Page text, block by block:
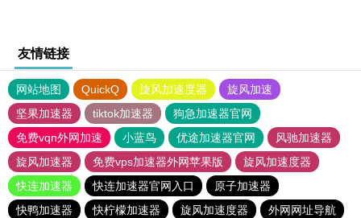
友情链接
网站地图 QuickQ 旋风加速度器
旋风加速
坚果加速器
tiktok加速器
狗急加速器官网
免费vqn外网加速
小蓝鸟 优途加速器官网
风驰加速器
旋风加速器
免费vps加速器外网苹果版
旋风加速度器
快连加速器
快连加速器官网入口
原子加速器
快鸭加速器
快柠檬加速器 旋风加速度器
外网网址导航